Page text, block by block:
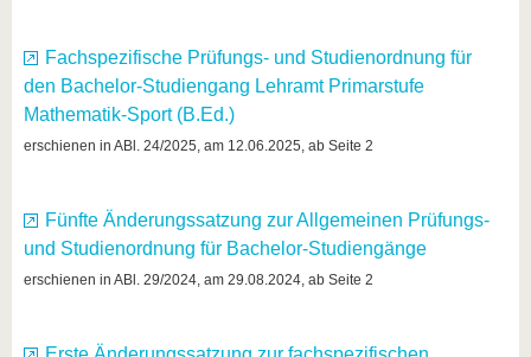
Fachspezifische Prüfungs- und Studienordnung für
den Bachelor-Studiengang Lehramt Primarstufe
Mathematik-Sport (B.Ed.)
erschienen in ABl. 24/2025, am 12.06.2025, ab Seite 2
Fünfte Änderungssatzung zur Allgemeinen Prüfungs-
und Studienordnung für Bachelor-Studiengänge
erschienen in ABl. 29/2024, am 29.08.2024, ab Seite 2